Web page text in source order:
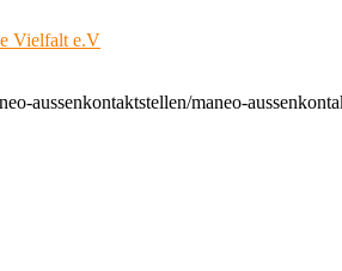
Vielfalt e.V
aussenkontaktstellen/maneo-